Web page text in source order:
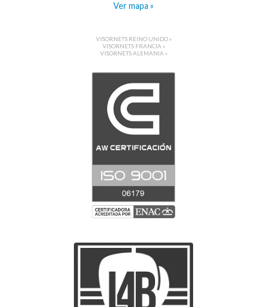
Ver mapa »
VISORNETS REINO UNIDO »
VISORNETS FRANCIA »
VISORNETS ALEMANIA »